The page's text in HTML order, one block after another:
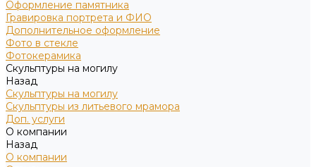
Оформление памятника
Гравировка портрета и ФИО
Дополнительное оформление
Фото в стекле
Фотокерамика
Скульптуры на могилу
Назад
Скульптуры на могилу
Скульптуры из литьевого мрамора
Доп. услуги
О компании
Назад
О компании